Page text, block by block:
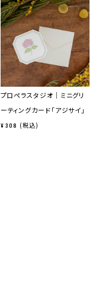
プロペラスタジオ｜ミニグリ
ーティングカード「アジサイ」
¥ 308 税込